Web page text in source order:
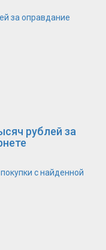
за оправдание
рублей за
с найденной